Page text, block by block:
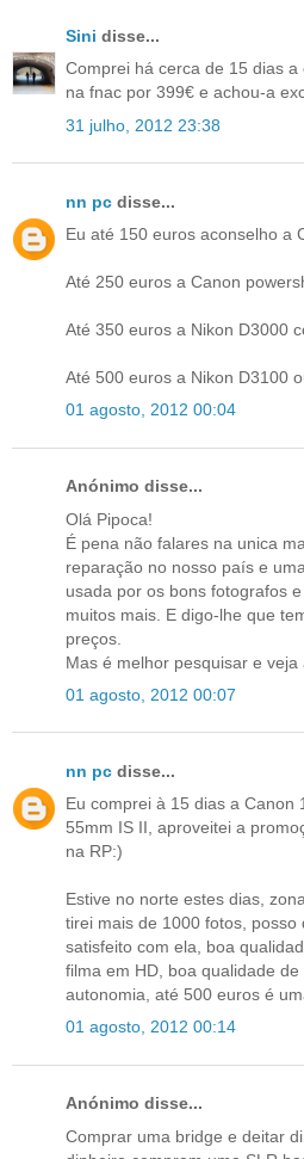
Sini disse...
Comprei há cerca de 15 dias
na fnac por 399€ e achou-a
31 julho, 2012 23:38
nn pc disse...
Eu até 150 euros aconselho a
Até 250 euros a Canon
Até 350 euros a Nikon D3000
Até 500 euros a Nikon D3100
01 agosto, 2012 00:04
Anónimo disse...
Olá Pipoca!
É pena não falares na unica
reparação no nosso país e
usada por os bons fotografos
muitos mais. E digo-lhe que
preços.
Mas é melhor pesquisar e veja
01 agosto, 2012 00:07
nn pc disse...
Eu comprei à 15 dias a Canon
55mm IS II, aproveitei a
na RP:)
Estive no norte estes dias,
tirei mais de 1000 fotos, posso
satisfeito com ela, boa
filma em HD, boa qualidade
autonomia, até 500 euros é
01 agosto, 2012 00:14
Anónimo disse...
Comprar uma bridge e deitar